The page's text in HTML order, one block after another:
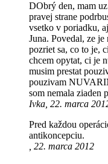
DObrý den, mam
pravej strane
vsetko v poriadku,
Juna. Povedal, ze
pozriet sa, co to je,
chcem opytat, ci je
musim prestat
pouzivam
som nemala ziaden
Ivka, 22. marca
Pred každou
antikoncepciu.
, 22. marca 2012